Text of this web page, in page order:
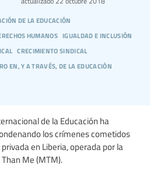
de la educación
humanos igualdad e inclusión
crecimiento sindical
en, y a través, de la educación
de la Educación ha
los crímenes cometidos
en Liberia, operada por la
Me (MTM).